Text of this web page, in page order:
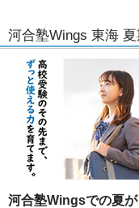
河合塾Wings 東海 夏
河合塾Wingsでの夏が